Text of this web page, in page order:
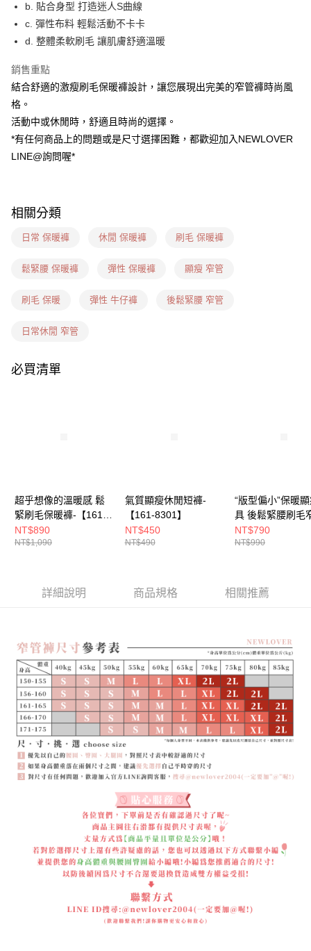
貨到付款
運送方式
貨到付款
每筆NT$60，滿NT$999(含以上)免運費
全家(信用卡、多元支付)
7-11(貨到付款)
每筆NT$60，滿NT$1,599(含以上)免運費
每筆NT$100，滿NT$1,899(含以上)免運費
宅配(貨到付款)
b. 貼合身型 打造迷人S曲線
c. 彈性布料 輕鬆活動不卡卡
d. 整體柔軟刷毛 讓肌膚舒適溫暖
銷售重點
結合舒適的激瘦刷毛保暖褲設計，讓您展現出完美的窄管褲時尚風
格。
活動中或休閒時，舒適且時尚的選擇。
*有任何商品上的問題或是尺寸選擇困難，都歡迎加入NEWLOVER
LINE@詢問喔*
相關分類
日常 保暖褲 休閒 保暖褲 刷毛 保暖褲
鬆緊腰 保暖褲 彈性 保暖褲 顯瘦 窄管
刷毛 保暖 彈性 牛仔褲 後鬆緊腰 窄管
日常休閒 窄管
必買清單
超乎想像的溫暖感 鬆
緊刷毛保暖褲-【161-
7405】
NT$890
NT$1,090
氣質顯瘦休閒短褲-
【161-8301】
NT$450
NT$490
“版型偏小”保暖
具 後鬆緊腰刷毛
褲-【161-7569】
NT$790
NT$990
詳細說明 商品規格 相關推薦